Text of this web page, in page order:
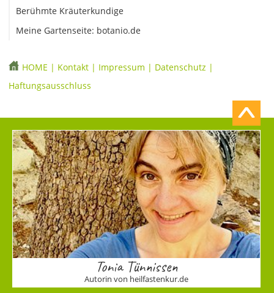
Berühmte Kräuterkundige
Meine Gartenseite: botanio.de
HOME | Kontakt | Impressum | Datenschutz |
Haftungsausschluss
Tonia Tünnissen
Autorin von heilfastenkur.de